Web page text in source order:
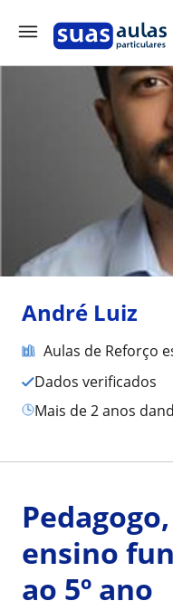
André Luiz
Aulas de Reforço
Dados verificados
mais de 2 anos
ensino
ao 5º ano